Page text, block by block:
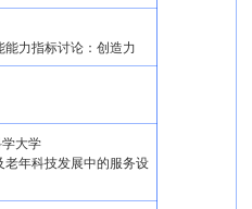
力指标讨论：创造力
大学
年科技发展中的服务设